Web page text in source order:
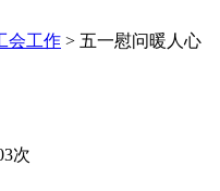
会工作 > 五一慰问暖人心
次